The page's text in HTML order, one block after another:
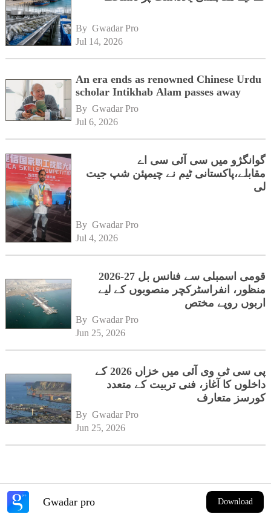
By Gwadar Pro
Jul 14, 2026
An era ends as renowned Chinese Urdu
scholar Intikhab Alam passes away
By Gwadar Pro
Jul 6, 2026
گوانگژو میں سی آئی سی اے
مقابلے،پاکستانی ٹیم نے چیمپئن شپ جیت
لی
By Gwadar Pro
Jul 4, 2026
قومی اسمبلی سے فنانس بل 27-2026
منظور، انفراسٹرکچر منصوبوں کے لیے
اربوں روپے مختص
By Gwadar Pro
Jun 25, 2026
پی سی ٹی وی آئی میں خزاں 2026 کے
داخلوں کا آغاز، فنی تربیت کے متعدد
کورسز متعارف
By Gwadar Pro
Jun 25, 2026
Gwadar pro Download